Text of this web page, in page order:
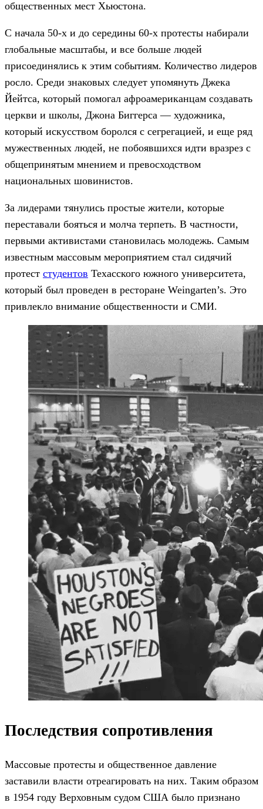
общественных мест Хьюстона.
С начала 50-х и до середины 60-х протесты набирали
глобальные масштабы, и все больше людей
присоединялись к этим событиям. Количество лидеров
росло. Среди знаковых следует упомянуть Джека
Йейтса, который помогал афроамериканцам создавать
церкви и школы, Джона Биггерса — художника,
который искусством боролся с сегрегацией, и еще ряд
мужественных людей, не побоявшихся идти вразрез с
общепринятым мнением и превосходством
национальных шовинистов.
За лидерами тянулись простые жители, которые
переставали бояться и молча терпеть. В частности,
первыми активистами становилась молодежь. Самым
известным массовым мероприятием стал сидячий
протест студентов Техасского южного университета,
который был проведен в ресторане Weingarten’s. Это
привлекло внимание общественности и СМИ.
Последствия сопротивления
Массовые протесты и общественное давление
заставили власти отреагировать на них. Таким образом
в 1954 году Верховным судом США было признано